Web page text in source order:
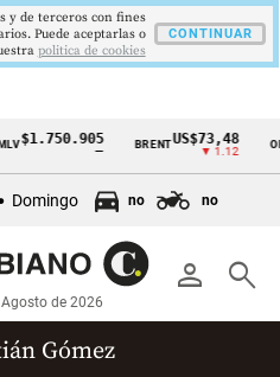
$1.750.905
—
BRENTUS$73,48
▼ 1.12
Domingo no no
person search
Agosto de 2026
Gómez
y de terceros con fines
Puede aceptarlas o
politica de cookies
CONTINUAR